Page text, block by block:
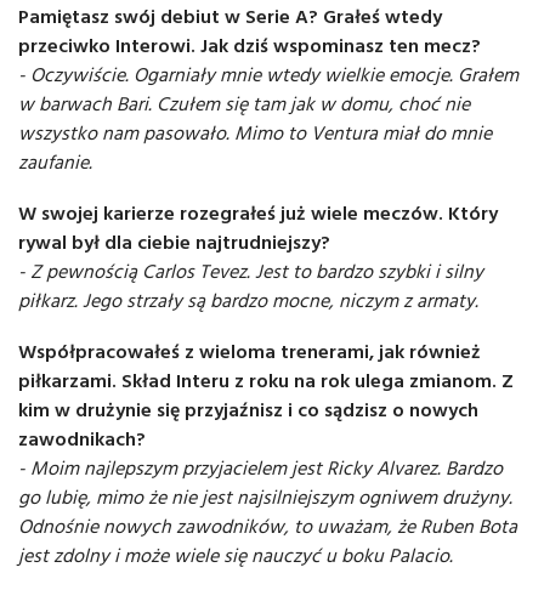
Pamiętasz swój debiut w Serie A? Grałeś wtedy
przeciwko Interowi. Jak dziś wspominasz ten mecz?
- Oczywiście. Ogarniały mnie wtedy wielkie emocje. Grałem
w barwach Bari. Czułem się tam jak w domu, choć nie
wszystko nam pasowało. Mimo to Ventura miał do mnie
zaufanie.
W swojej karierze rozegrałeś już wiele meczów. Który
rywal był dla ciebie najtrudniejszy?
- Z pewnością Carlos Tevez. Jest to bardzo szybki i silny
piłkarz. Jego strzały są bardzo mocne, niczym z armaty.
Współpracowałeś z wieloma trenerami, jak również
piłkarzami. Skład Interu z roku na rok ulega zmianom. Z
kim w drużynie się przyjaźnisz i co sądzisz o nowych
zawodnikach?
- Moim najlepszym przyjacielem jest Ricky Alvarez. Bardzo
go lubię, mimo że nie jest najsilniejszym ogniwem drużyny.
Odnośnie nowych zawodników, to uważam, że Ruben Bota
jest zdolny i może wiele się nauczyć u boku Palacio.